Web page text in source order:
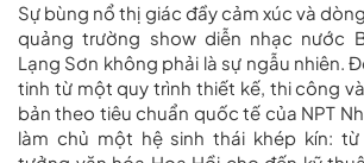
Sự bùng nổ thị giác đầy cảm xúc và
quảng trường show diễn nhạc nước
Lạng Sơn không phải là sự ngẫu nhiên.
tinh từ một quy trình thiết kế, thi công
bản theo tiêu chuẩn quốc tế của NPT
làm chủ một hệ sinh thái khép kín: